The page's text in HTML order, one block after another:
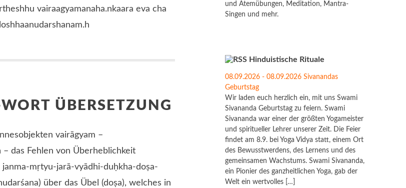
vairaagyamanaha.nkaara eva cha
ÜBERSETZUNG
vairāgyam –
– das Fehlen von Überheblichkeit
mṛtyu-jarā-vyādhi-duḥkha-doṣa-
über das Übel (doṣa), welches in
und Atemübungen, Meditation, Mantra-
Singen und mehr.
Hinduistische Rituale
08.09.2026 - 08.09.2026 Sivanandas
Geburtstag
Wir laden euch herzlich ein, mit uns Swami
Sivananda Geburtstag zu feiern. Swami
Sivananda war einer der größten Yogameister
und spiritueller Lehrer unserer Zeit. Die Feier
findet am 8.9. bei Yoga Vidya statt, einem Ort
des Bewusstwerdens, des Lernens und des
gemeinsamen Wachstums. Swami Sivananda,
ein Pionier des ganzheitlichen Yoga, gab der
Welt ein wertvolles […]